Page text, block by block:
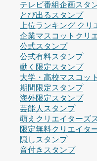
テレビ番組企画スタ
とび出るスタンプ
上位ランキング ク
企業マスコットクリ
公式スタンプ
公式有料スタンプ
動く限定スタンプ
大学・高校マスコッ
期間限定スタンプ
海外限定スタンプ
芸能人スタンプ
萌えクリエイターズ
限定無料クリエイタ
隠しスタンプ
音付きスタンプ